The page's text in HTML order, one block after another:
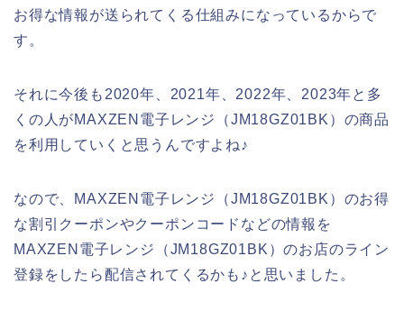
お得な情報が送られてくる仕組みになっているからで
す。
それに今後も2020年、2021年、2022年、2023年と多
くの人がMAXZEN電子レンジ（JM18GZ01BK）の商品
を利用していくと思うんですよね♪
なので、MAXZEN電子レンジ（JM18GZ01BK）のお得
な割引クーポンやクーポンコードなどの情報を
MAXZEN電子レンジ（JM18GZ01BK）のお店のライン
登録をしたら配信されてくるかも♪と思いました。